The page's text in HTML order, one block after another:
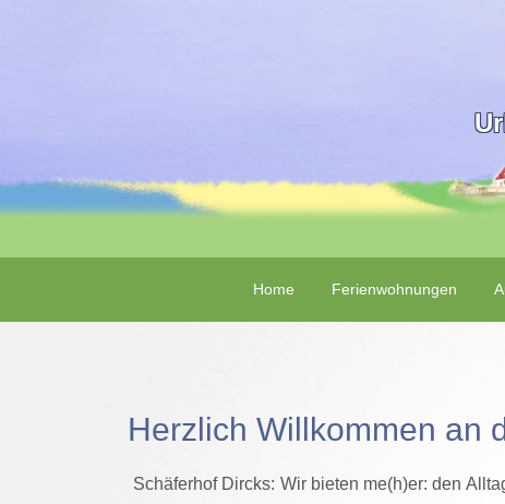
Home Ferienwohnungen
Herzlich Willkommen an
Schäferhof Dircks: Wir bieten me(h)er: den